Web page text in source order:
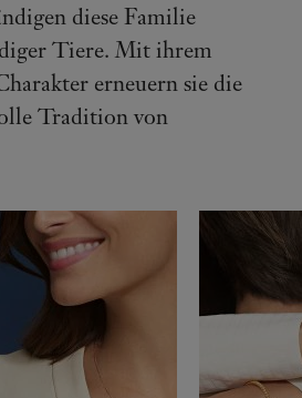
diese Familie
Tiere. Mit ihrem
erneuern sie die
Tradition von